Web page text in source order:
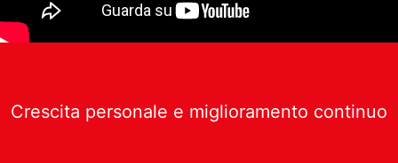
Crescita personale e miglioramento continuo